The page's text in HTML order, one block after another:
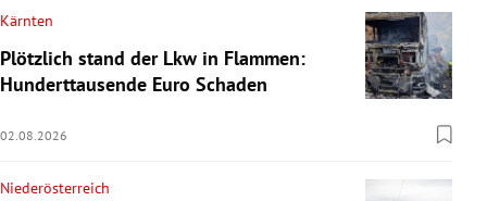
Kärnten
Plötzlich stand der Lkw in Flammen:
Hunderttausende Euro Schaden
02.08.2026
Niederösterreich